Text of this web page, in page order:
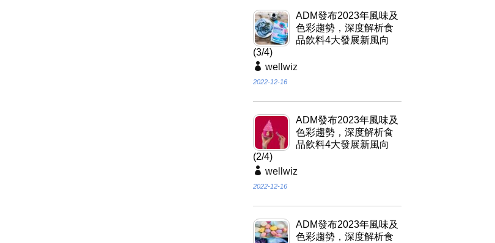
ADM發布2023年風味及
色彩趨勢，深度解析食
品飲料4大發展新風向
(3/4)
wellwiz
2022-12-16
ADM發布2023年風味及
色彩趨勢，深度解析食
品飲料4大發展新風向
(2/4)
wellwiz
2022-12-16
ADM發布2023年風味及
色彩趨勢，深度解析食